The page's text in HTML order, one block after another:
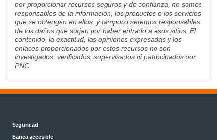
por proporcionar recursos seguros y de confianza, no somos
responsables de la información, los productos o los servicios
que se obtengan en ellos, y tampoco seremos responsables
de los daños que surjan por haber entrado a esos sitios. El
contenido, la exactitud, las opiniones expresadas y los
enlaces proporcionados por estos recursos no son
investigados, verificados, supervisados ni patrocinados por
PNC.
Seguridad
Banca accesible